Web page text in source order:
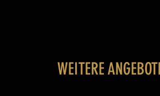
WEITERE